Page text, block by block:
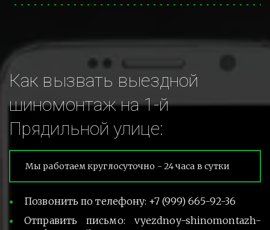
Как вызвать выездной
шиномонтаж на 1-й
Прядильной улице:
Мы работаем круглосуточно - 24 часа в сутки
Позвонить по телефону: +7 (999) 665-92-36
Отправить письмо: vyezdnoy-shinomontazh-